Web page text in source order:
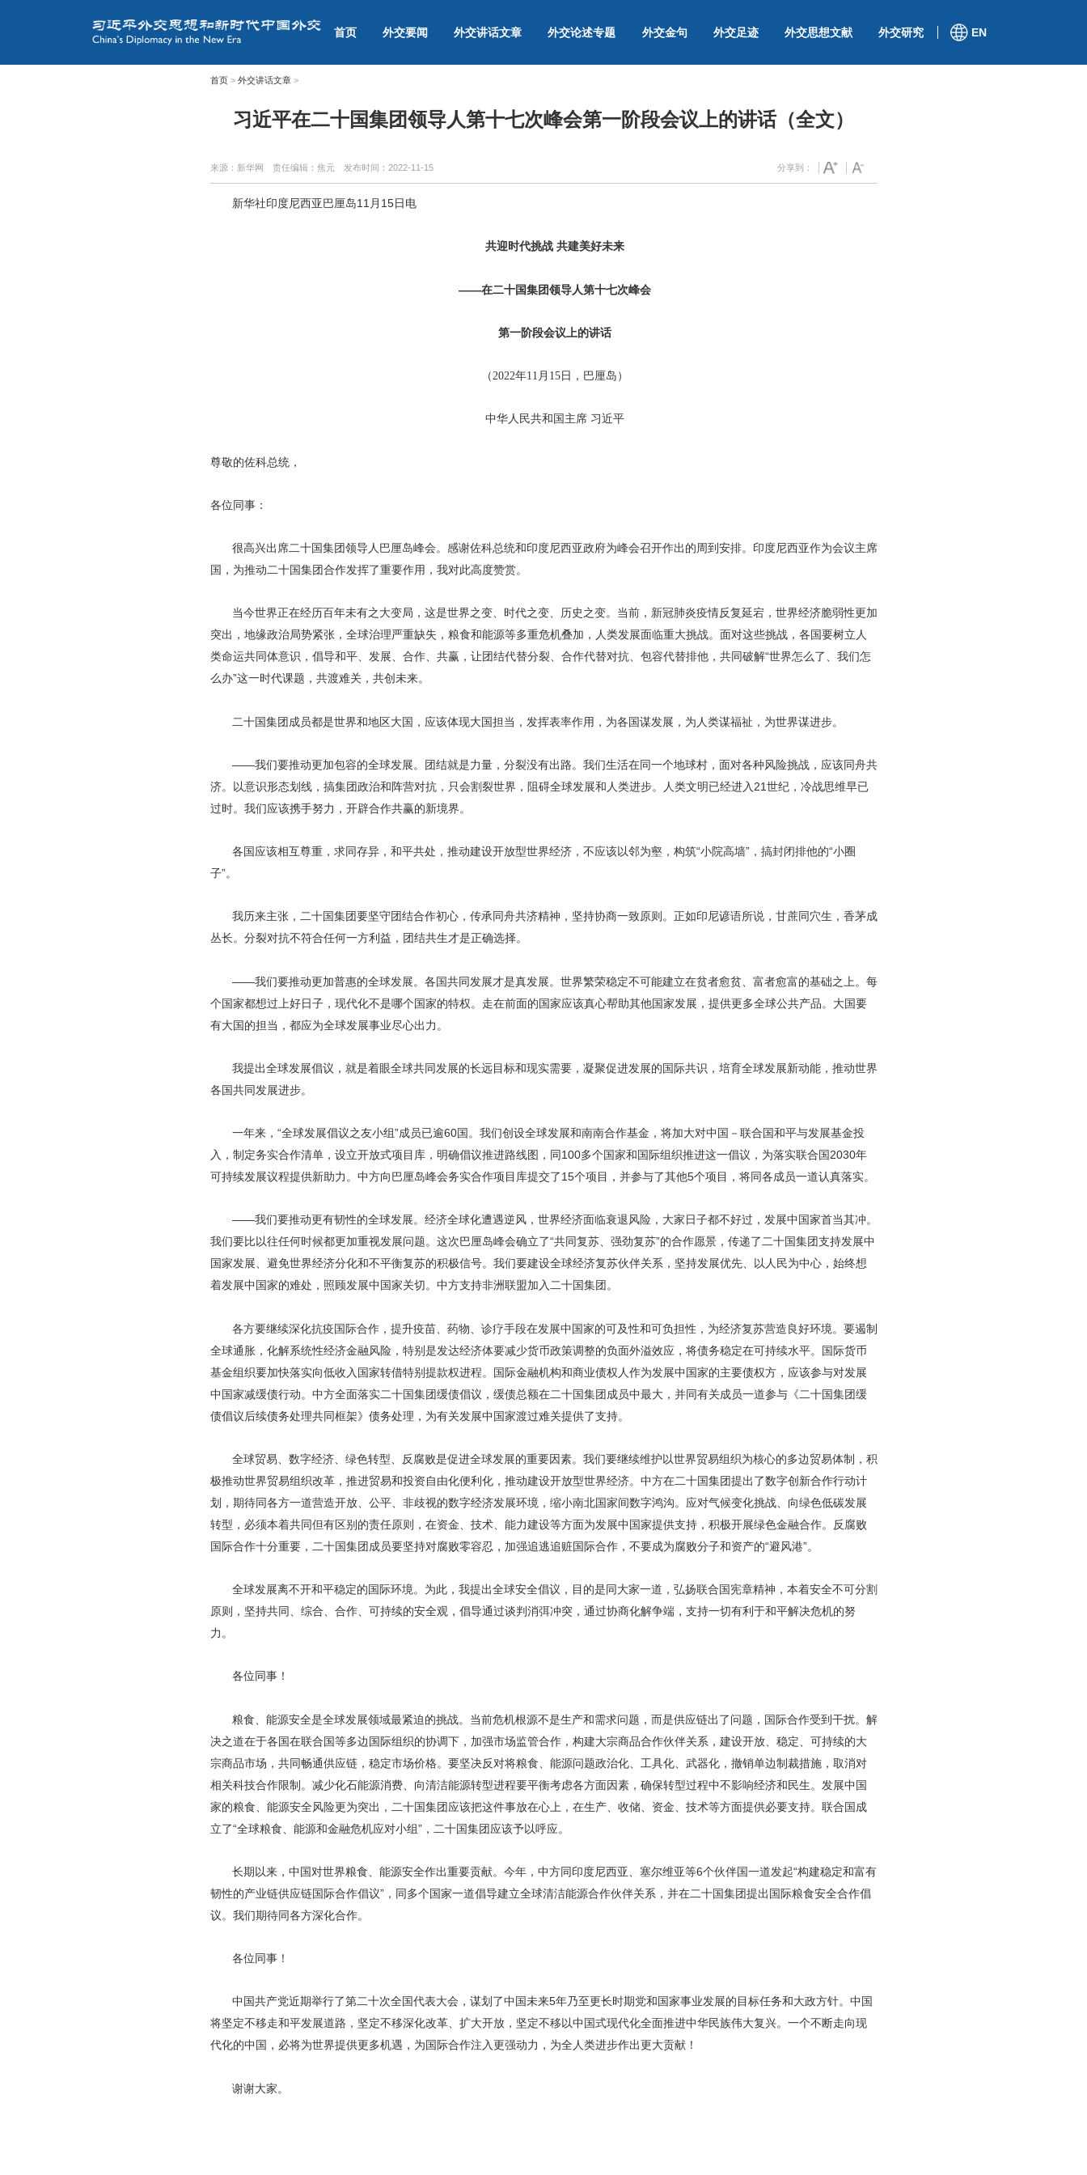
首页 外交要闻 外交讲话文章 外交论述专题 外交金句 外交足迹 外交思想文献 外交研究 EN
首页> 外交讲话文章>
习近平在二十国集团领导人第十七次峰会第一阶段会议上的讲话（全文）
来源：新华网 责任编辑：焦元 发布时间： 2022-11-15 分享到：
新华社印度尼西亚巴厘岛11月15日电
共迎时代挑战 共建美好未来
——在二十国集团领导人第十七次峰会
第一阶段会议上的讲话
（2022年11月15日，巴厘岛）
中华人民共和国主席 习近平
尊敬的佐科总统，
各位同事：
很高兴出席二十国集团领导人巴厘岛峰会。感谢佐科总统和印度尼西亚政府为峰会召开作出的周到安排。印度尼西亚作为会议主席
国，为推动二十国集团合作发挥了重要作用，我对此高度赞赏。
当今世界正在经历百年未有之大变局，这是世界之变、时代之变、历史之变。当前，新冠肺炎疫情反复延宕，世界经济脆弱性更加
突出，地缘政治局势紧张，全球治理严重缺失，粮食和能源等多重危机叠加，人类发展面临重大挑战。面对这些挑战，各国要树立人
类命运共同体意识，倡导和平、发展、合作、共赢，让团结代替分裂、合作代替对抗、包容代替排他，共同破解“世界怎么了、我们怎
么办”这一时代课题，共渡难关，共创未来。
二十国集团成员都是世界和地区大国，应该体现大国担当，发挥表率作用，为各国谋发展，为人类谋福祉，为世界谋进步。
——我们要推动更加包容的全球发展。团结就是力量，分裂没有出路。我们生活在同一个地球村，面对各种风险挑战，应该同舟共
济。以意识形态划线，搞集团政治和阵营对抗，只会割裂世界，阻碍全球发展和人类进步。人类文明已经进入21世纪，冷战思维早已
过时。我们应该携手努力，开辟合作共赢的新境界。
各国应该相互尊重，求同存异，和平共处，推动建设开放型世界经济，不应该以邻为壑，构筑“小院高墙”，搞封闭排他的“小圈
子”。
我历来主张，二十国集团要坚守团结合作初心，传承同舟共济精神，坚持协商一致原则。正如印尼谚语所说，甘蔗同穴生，香茅成
丛长。分裂对抗不符合任何一方利益，团结共生才是正确选择。
——我们要推动更加普惠的全球发展。各国共同发展才是真发展。世界繁荣稳定不可能建立在贫者愈贫、富者愈富的基础之上。每
个国家都想过上好日子，现代化不是哪个国家的特权。走在前面的国家应该真心帮助其他国家发展，提供更多全球公共产品。大国要
有大国的担当，都应为全球发展事业尽心出力。
我提出全球发展倡议，就是着眼全球共同发展的长远目标和现实需要，凝聚促进发展的国际共识，培育全球发展新动能，推动世界
各国共同发展进步。
一年来，“全球发展倡议之友小组”成员已逾60国。我们创设全球发展和南南合作基金，将加大对中国－联合国和平与发展基金投
入，制定务实合作清单，设立开放式项目库，明确倡议推进路线图，同100多个国家和国际组织推进这一倡议，为落实联合国2030年
可持续发展议程提供新助力。中方向巴厘岛峰会务实合作项目库提交了15个项目，并参与了其他5个项目，将同各成员一道认真落实。
——我们要推动更有韧性的全球发展。经济全球化遭遇逆风，世界经济面临衰退风险，大家日子都不好过，发展中国家首当其冲。
我们要比以往任何时候都更加重视发展问题。这次巴厘岛峰会确立了“共同复苏、强劲复苏”的合作愿景，传递了二十国集团支持发展中
国家发展、避免世界经济分化和不平衡复苏的积极信号。我们要建设全球经济复苏伙伴关系，坚持发展优先、以人民为中心，始终想
着发展中国家的难处，照顾发展中国家关切。中方支持非洲联盟加入二十国集团。
各方要继续深化抗疫国际合作，提升疫苗、药物、诊疗手段在发展中国家的可及性和可负担性，为经济复苏营造良好环境。要遏制
全球通胀，化解系统性经济金融风险，特别是发达经济体要减少货币政策调整的负面外溢效应，将债务稳定在可持续水平。国际货币
基金组织要加快落实向低收入国家转借特别提款权进程。国际金融机构和商业债权人作为发展中国家的主要债权方，应该参与对发展
中国家减缓债行动。中方全面落实二十国集团缓债倡议，缓债总额在二十国集团成员中最大，并同有关成员一道参与《二十国集团缓
债倡议后续债务处理共同框架》债务处理，为有关发展中国家渡过难关提供了支持。
全球贸易、数字经济、绿色转型、反腐败是促进全球发展的重要因素。我们要继续维护以世界贸易组织为核心的多边贸易体制，积
极推动世界贸易组织改革，推进贸易和投资自由化便利化，推动建设开放型世界经济。中方在二十国集团提出了数字创新合作行动计
划，期待同各方一道营造开放、公平、非歧视的数字经济发展环境，缩小南北国家间数字鸿沟。应对气候变化挑战、向绿色低碳发展
转型，必须本着共同但有区别的责任原则，在资金、技术、能力建设等方面为发展中国家提供支持，积极开展绿色金融合作。反腐败
国际合作十分重要，二十国集团成员要坚持对腐败零容忍，加强追逃追赃国际合作，不要成为腐败分子和资产的“避风港”。
全球发展离不开和平稳定的国际环境。为此，我提出全球安全倡议，目的是同大家一道，弘扬联合国宪章精神，本着安全不可分割
原则，坚持共同、综合、合作、可持续的安全观，倡导通过谈判消弭冲突，通过协商化解争端，支持一切有利于和平解决危机的努
力。
各位同事！
粮食、能源安全是全球发展领域最紧迫的挑战。当前危机根源不是生产和需求问题，而是供应链出了问题，国际合作受到干扰。解
决之道在于各国在联合国等多边国际组织的协调下，加强市场监管合作，构建大宗商品合作伙伴关系，建设开放、稳定、可持续的大
宗商品市场，共同畅通供应链，稳定市场价格。要坚决反对将粮食、能源问题政治化、工具化、武器化，撤销单边制裁措施，取消对
相关科技合作限制。减少化石能源消费、向清洁能源转型进程要平衡考虑各方面因素，确保转型过程中不影响经济和民生。发展中国
家的粮食、能源安全风险更为突出，二十国集团应该把这件事放在心上，在生产、收储、资金、技术等方面提供必要支持。联合国成
立了“全球粮食、能源和金融危机应对小组”，二十国集团应该予以呼应。
长期以来，中国对世界粮食、能源安全作出重要贡献。今年，中方同印度尼西亚、塞尔维亚等6个伙伴国一道发起“构建稳定和富有
韧性的产业链供应链国际合作倡议”，同多个国家一道倡导建立全球清洁能源合作伙伴关系，并在二十国集团提出国际粮食安全合作倡
议。我们期待同各方深化合作。
各位同事！
中国共产党近期举行了第二十次全国代表大会，谋划了中国未来5年乃至更长时期党和国家事业发展的目标任务和大政方针。中国
将坚定不移走和平发展道路，坚定不移深化改革、扩大开放，坚定不移以中国式现代化全面推进中华民族伟大复兴。一个不断走向现
代化的中国，必将为世界提供更多机遇，为国际合作注入更强动力，为全人类进步作出更大贡献！
谢谢大家。